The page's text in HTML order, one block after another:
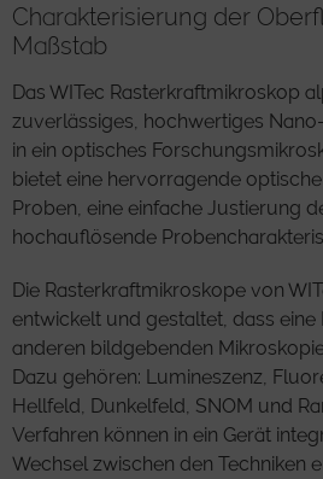
Charakterisierung der
Maßstab
Das WITec Rasterkraftmikroskop
zuverlässiges, hochwertiges
in ein optisches
bietet eine hervorragende
Proben, eine einfache Justierung
hochauflösende
Die Rasterkraftmikroskope von
entwickelt und gestaltet, dass
anderen bildgebenden
Dazu gehören: Lumineszenz,
Hellfeld, Dunkelfeld, SNOM und
Verfahren können in ein Gerät
Wechsel zwischen den Techniken